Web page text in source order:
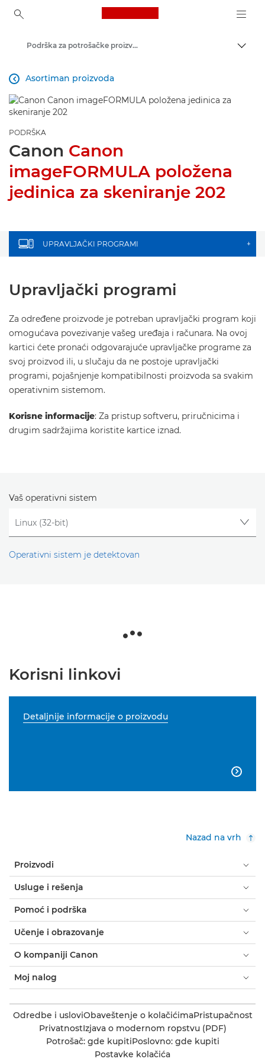
Canon Logo, back to
Podrška za potrošačke proizvode
Asortiman proizvoda

PODRŠKA
Canon Canon
imageFORMULA položena
jedinica za skeniranje 202
UPRAVLJAČKI PROGRAMI +
Upravljački programi
Za određene proizvode je potreban upravljački program koji
omogućava povezivanje vašeg uređaja i računara. Na ovoj
kartici ćete pronaći odgovarajuće upravljačke programe za
svoj proizvod ili, u slučaju da ne postoje upravljački
programi, pojašnjenje kompatibilnosti proizvoda sa svakim
operativnim sistemom.
Korisne informacije: Za pristup softveru, priručnicima i
drugim sadržajima koristite kartice iznad.
Vaš operativni sistem
Operativni sistem je detektovan
Korisni linkovi
Detaljnije informacije o proizvodu

Nazad na vrh
Proizvodi
Usluge i rešenja
Pomoć i podrška
Učenje i obrazovanje
O kompaniji Canon
Moj nalog
Odredbe i usloviObaveštenje o kolačićimaPristupačnost
PrivatnostIzjava o modernom ropstvu (PDF)
Potrošač: gde kupitiPoslovno: gde kupiti
Postavke kolačića